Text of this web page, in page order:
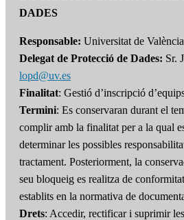
DADES
Responsable: Universitat de València
Delegat de Protecció de Dades: Sr.
lopd@uv.es
Finalitat: Gestió d’inscripció
Termini: Es conservaran durant el
complir amb la finalitat per a la qual
determinar les possibles
tractament. Posteriorment, la
seu bloqueig es realitza de
establits en la normativa de
Drets: Accedir, rectificar i suprimir